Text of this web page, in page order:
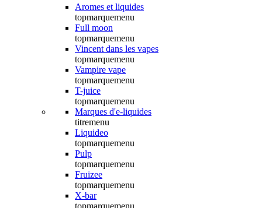
Aromes et liquides
topmarquemenu
Full moon
topmarquemenu
Vincent dans les vapes
topmarquemenu
Vampire vape
topmarquemenu
T-juice
topmarquemenu
Marques d'e-liquides
titremenu
Liquideo
topmarquemenu
Pulp
topmarquemenu
Fruizee
topmarquemenu
X-bar
topmarquemenu